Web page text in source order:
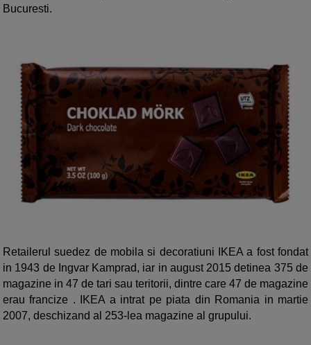
Bucuresti.
Retailerul suedez de mobila si decoratiuni IKEA a fost fondat
in 1943 de Ingvar Kamprad, iar in august 2015 detinea 375 de
magazine in 47 de tari sau teritorii, dintre care 47 de magazine
erau francize . IKEA a intrat pe piata din Romania in martie
2007, deschizand al 253-lea magazine al grupului.